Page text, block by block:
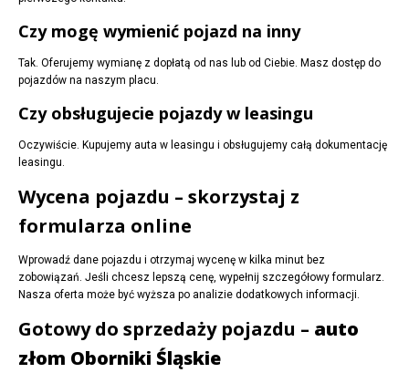
Czy mogę wymienić pojazd na inny
Tak. Oferujemy wymianę z dopłatą od nas lub od Ciebie. Masz dostęp do
pojazdów na naszym placu.
Czy obsługujecie pojazdy w leasingu
Oczywiście. Kupujemy auta w leasingu i obsługujemy całą dokumentację
leasingu.
Wycena pojazdu – skorzystaj z
formularza online
Wprowadź dane pojazdu i otrzymaj wycenę w kilka minut bez
zobowiązań. Jeśli chcesz lepszą cenę, wypełnij szczegółowy formularz.
Nasza oferta może być wyższa po analizie dodatkowych informacji.
Gotowy do sprzedaży pojazdu – auto
złom Oborniki Śląskie